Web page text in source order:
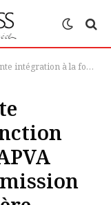
101 APVA honorés et mis en mission par l’Agence Foncière Rurale